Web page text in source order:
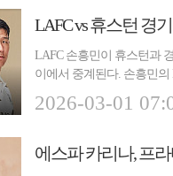
LAFC vs 휴스턴 경
LAFC 손흥민이 휴스턴과
이에서 중계된다. 손흥민의
2026-03-01
에스파 카리나, 프